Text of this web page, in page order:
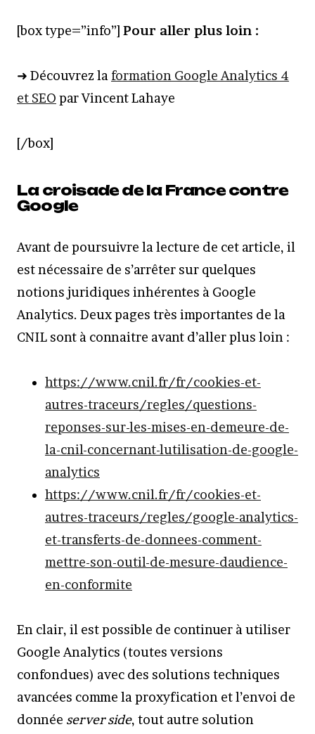
[box type=”info”] Pour aller plus loin :
➜ Découvrez la formation Google Analytics 4
et SEO par Vincent Lahaye
[/box]
La croisade de la France contre
Google
Avant de poursuivre la lecture de cet article, il
est nécessaire de s’arrêter sur quelques
notions juridiques inhérentes à Google
Analytics. Deux pages très importantes de la
CNIL sont à connaitre avant d’aller plus loin :
https://www.cnil.fr/fr/cookies-et-
autres-traceurs/regles/questions-
reponses-sur-les-mises-en-demeure-de-
la-cnil-concernant-lutilisation-de-google-
analytics
https://www.cnil.fr/fr/cookies-et-
autres-traceurs/regles/google-analytics-
et-transferts-de-donnees-comment-
mettre-son-outil-de-mesure-daudience-
en-conformite
En clair, il est possible de continuer à utiliser
Google Analytics (toutes versions
confondues) avec des solutions techniques
avancées comme la proxyfication et l’envoi de
donnée server side, tout autre solution